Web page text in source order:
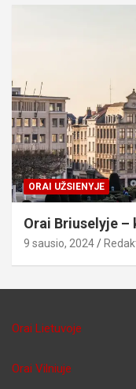
ORAI UŽSIENYJE
Orai Briuselyje
9 sausio, 2024
Orai Lietuvoje
Orai Vilniuje